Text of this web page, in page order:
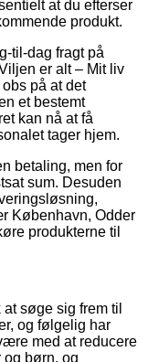
at du efterser
produkt.
til-dag fragt på
er alt – Mit liv
på at det
et bestemt
kan nå at få
tager hjem.
betaling, men for
sum. Desuden
København, Odder
produkterne til
søge sig frem til
og følgelig har
med at reducere
og børn, og